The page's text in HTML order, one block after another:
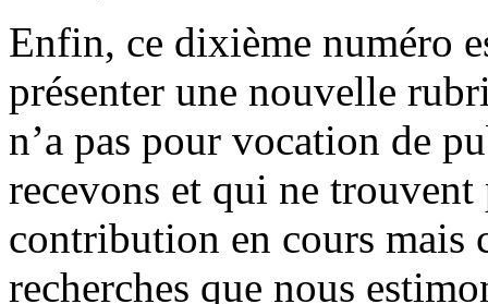
Enfin, ce dixième numéro
présenter une nouvelle
n’a pas pour vocation de
recevons et qui ne trouvent
contribution en cours mais
recherches que nous